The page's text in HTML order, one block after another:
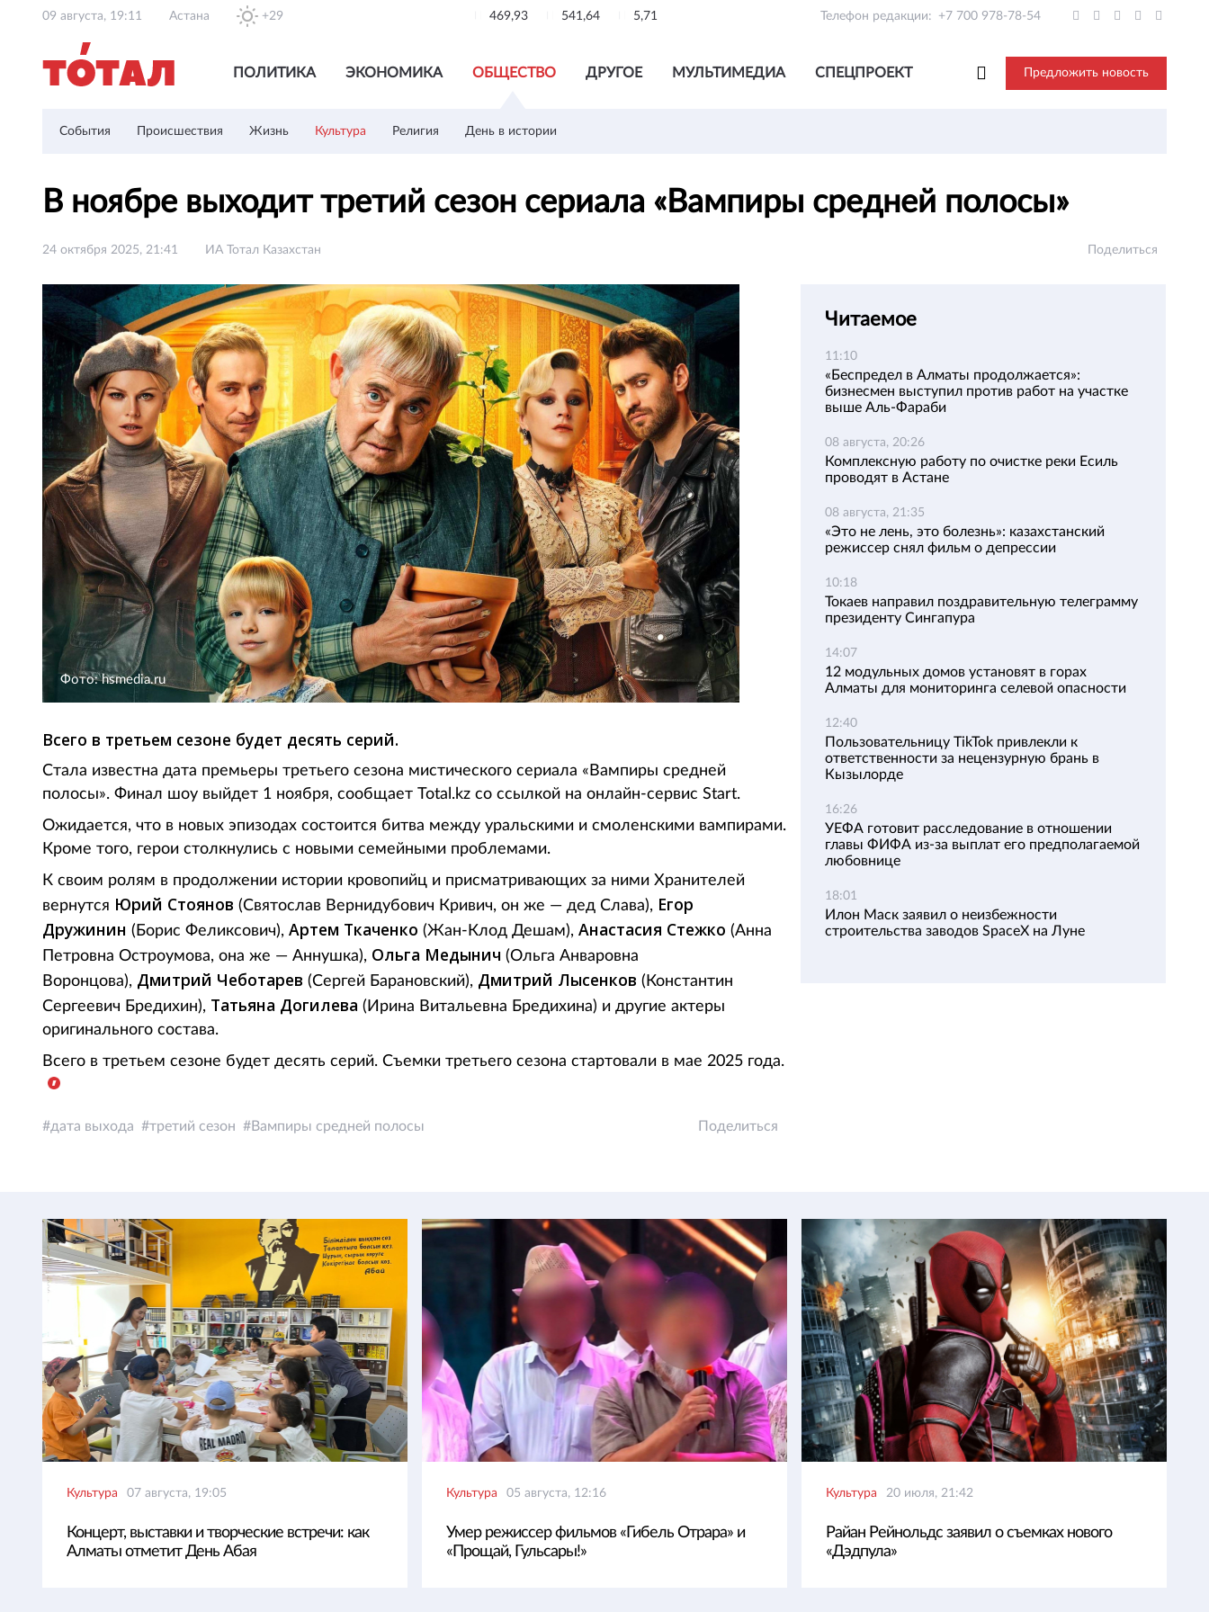
09 августа, 19:11 Астана +29 469,93 541,64 5,71 Телефон редакции: +7 700 978-78-54
ПОЛИТИКА ЭКОНОМИКА ОБЩЕСТВО ДРУГОЕ МУЛЬТИМЕДИА СПЕЦПРОЕКТ Предложить новость
События Происшествия Жизнь Культура Религия День в истории
В ноябре выходит третий сезон сериала «Вампиры средней полосы»
24 октября 2025, 21:41 ИА Тотал Казахстан Поделиться
Фото: hsmedia.ru
Всего в третьем сезоне будет десять серий.
Стала известна дата премьеры третьего сезона мистического сериала «Вампиры средней
полосы». Финал шоу выйдет 1 ноября, сообщает Total.kz со ссылкой на онлайн-сервис Start.
Ожидается, что в новых эпизодах состоится битва между уральскими и смоленскими вампирами.
Кроме того, герои столкнулись с новыми семейными проблемами.
К своим ролям в продолжении истории кровопийц и присматривающих за ними Хранителей
вернутся Юрий Стоянов (Святослав Вернидубович Кривич, он же — дед Слава), Егор
Дружинин (Борис Феликсович), Артем Ткаченко (Жан-Клод Дешам), Анастасия Стежко (Анна
Петровна Остроумова, она же — Аннушка), Ольга Медынич (Ольга Анваровна
Воронцова), Дмитрий Чеботарев (Сергей Барановский), Дмитрий Лысенков (Константин
Сергеевич Бредихин), Татьяна Догилева (Ирина Витальевна Бредихина) и другие актеры
оригинального состава.
Всего в третьем сезоне будет десять серий. Съемки третьего сезона стартовали в мае 2025 года.
дата выхода третий сезон Вампиры средней полосы Поделиться
Читаемое
11:10
«Беспредел в Алматы продолжается»:
бизнесмен выступил против работ на участке
выше Аль-Фараби
08 августа, 20:26
Комплексную работу по очистке реки Есиль
проводят в Астане
08 августа, 21:35
«Это не лень, это болезнь»: казахстанский
режиссер снял фильм о депрессии
10:18
Токаев направил поздравительную телеграмму
президенту Сингапура
14:07
12 модульных домов установят в горах
Алматы для мониторинга селевой опасности
12:40
Пользовательницу TikTok привлекли к
ответственности за нецензурную брань в
Кызылорде
16:26
УЕФА готовит расследование в отношении
главы ФИФА из-за выплат его предполагаемой
любовнице
18:01
Илон Маск заявил о неизбежности
строительства заводов SpaceX на Луне
Культура 07 августа, 19:05
Концерт, выставки и творческие встречи: как
Алматы отметит День Абая
Культура 05 августа, 12:16
Умер режиссер фильмов «Гибель Отрара» и
«Прощай, Гульсары!»
Культура 20 июля, 21:42
Райан Рейнольдс заявил о съемках нового
«Дэдпула»